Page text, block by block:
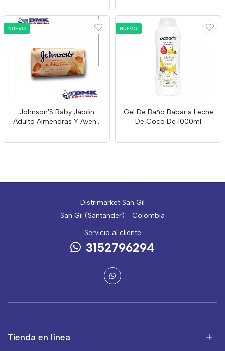
NUEVO
Johnson'S Baby Jabón
Adulto Almendras Y Avena
NUEVO
Gel De Baño Babaria Leche
De Coco De 1000ml
Distrimarket San Gil
San Gil (Santander) - Colombia
Servicio al cliente
3152796294
Tienda en línea